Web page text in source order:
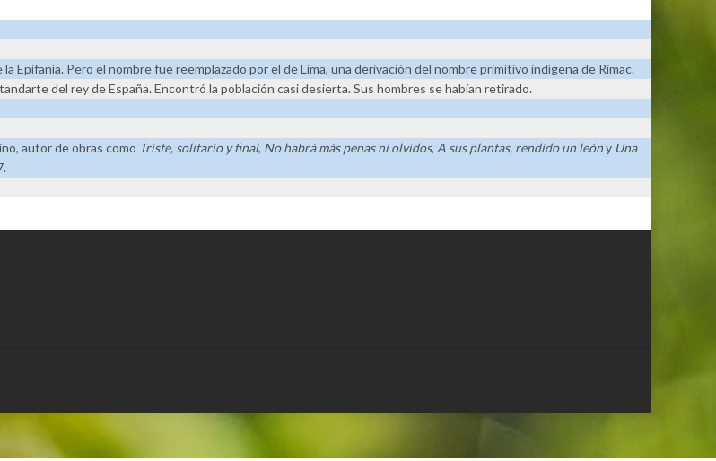
Epifanía. Pero el nombre fue reemplazado por el de Lima, una derivación del nombre primitivo indígena de Rimac.
del rey de España. Encontró la población casi desierta. Sus hombres se habían retirado.
autor de obras como Triste, solitario y final, No habrá más penas ni olvidos, A sus plantas, rendido un leóny Una